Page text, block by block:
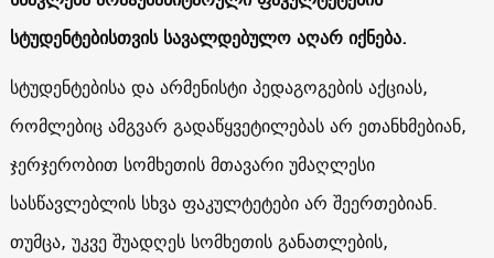
სტუდენტებისთვის სავალდებულო აღარ იქნება.
სტუდენტებისა და არმენისტი პედაგოგების აქციას,
რომლებიც ამგვარ გადაწყვეტილებას არ ეთანხმებიან,
ჯერჯერობით სომხეთის მთავარი უმაღლესი
სასწავლებლის სხვა ფაკულტეტები არ შეერთებიან.
თუმცა, უკვე შუადღეს სომხეთის განათლების,